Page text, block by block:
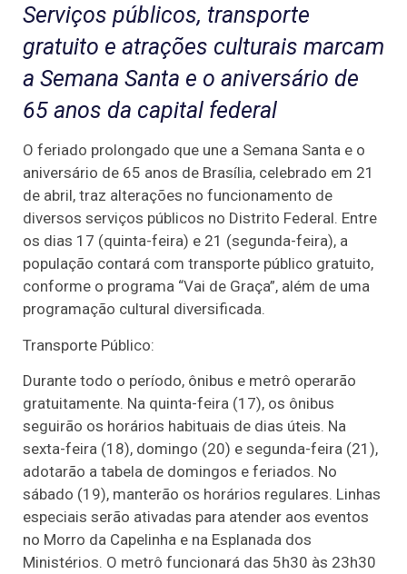
Serviços públicos, transporte
gratuito e atrações culturais marcam
a Semana Santa e o aniversário de
65 anos da capital federal
O feriado prolongado que une a Semana Santa e o
aniversário de 65 anos de Brasília, celebrado em 21
de abril, traz alterações no funcionamento de
diversos serviços públicos no Distrito Federal. Entre
os dias 17 (quinta-feira) e 21 (segunda-feira), a
população contará com transporte público gratuito,
conforme o programa “Vai de Graça”, além de uma
programação cultural diversificada.
Transporte Público:
Durante todo o período, ônibus e metrô operarão
gratuitamente. Na quinta-feira (17), os ônibus
seguirão os horários habituais de dias úteis. Na
sexta-feira (18), domingo (20) e segunda-feira (21),
adotarão a tabela de domingos e feriados. No
sábado (19), manterão os horários regulares. Linhas
especiais serão ativadas para atender aos eventos
no Morro da Capelinha e na Esplanada dos
Ministérios. O metrô funcionará das 5h30 às 23h30